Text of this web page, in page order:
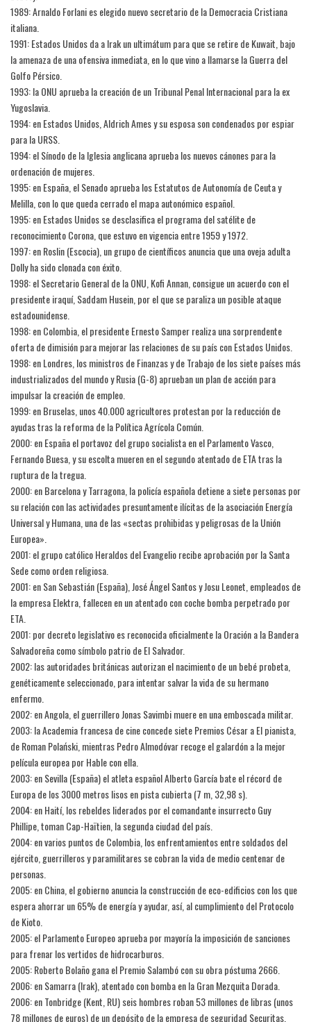
1989: Arnaldo Forlani es elegido nuevo secretario de la Democracia Cristiana
italiana.
1991: Estados Unidos da a Irak un ultimátum para que se retire de Kuwait, bajo
la amenaza de una ofensiva inmediata, en lo que vino a llamarse la Guerra del
Golfo Pérsico.
1993: la ONU aprueba la creación de un Tribunal Penal Internacional para la ex
Yugoslavia.
1994: en Estados Unidos, Aldrich Ames y su esposa son condenados por espiar
para la URSS.
1994: el Sínodo de la Iglesia anglicana aprueba los nuevos cánones para la
ordenación de mujeres.
1995: en España, el Senado aprueba los Estatutos de Autonomía de Ceuta y
Melilla, con lo que queda cerrado el mapa autonómico español.
1995: en Estados Unidos se desclasifica el programa del satélite de
reconocimiento Corona, que estuvo en vigencia entre 1959 y 1972.
1997: en Roslin (Escocia), un grupo de científicos anuncia que una oveja adulta
Dolly ha sido clonada con éxito.
1998: el Secretario General de la ONU, Kofi Annan, consigue un acuerdo con el
presidente iraquí, Saddam Husein, por el que se paraliza un posible ataque
estadounidense.
1998: en Colombia, el presidente Ernesto Samper realiza una sorprendente
oferta de dimisión para mejorar las relaciones de su país con Estados Unidos.
1998: en Londres, los ministros de Finanzas y de Trabajo de los siete países más
industrializados del mundo y Rusia (G-8) aprueban un plan de acción para
impulsar la creación de empleo.
1999: en Bruselas, unos 40.000 agricultores protestan por la reducción de
ayudas tras la reforma de la Política Agrícola Común.
2000: en España el portavoz del grupo socialista en el Parlamento Vasco,
Fernando Buesa, y su escolta mueren en el segundo atentado de ETA tras la
ruptura de la tregua.
2000: en Barcelona y Tarragona, la policía española detiene a siete personas por
su relación con las actividades presuntamente ilícitas de la asociación Energía
Universal y Humana, una de las «sectas prohibidas y peligrosas de la Unión
Europea».
2001: el grupo católico Heraldos del Evangelio recibe aprobación por la Santa
Sede como orden religiosa.
2001: en San Sebastián (España), José Ángel Santos y Josu Leonet, empleados de
la empresa Elektra, fallecen en un atentado con coche bomba perpetrado por
ETA.
2001: por decreto legislativo es reconocida oficialmente la Oración a la Bandera
Salvadoreña como símbolo patrio de El Salvador.
2002: las autoridades británicas autorizan el nacimiento de un bebé probeta,
genéticamente seleccionado, para intentar salvar la vida de su hermano
enfermo.
2002: en Angola, el guerrillero Jonas Savimbi muere en una emboscada militar.
2003: la Academia francesa de cine concede siete Premios César a El pianista,
de Roman Polański, mientras Pedro Almodóvar recoge el galardón a la mejor
película europea por Hable con ella.
2003: en Sevilla (España) el atleta español Alberto García bate el récord de
Europa de los 3000 metros lisos en pista cubierta (7 m, 32,98 s).
2004: en Haití, los rebeldes liderados por el comandante insurrecto Guy
Phillipe, toman Cap-Haïtien, la segunda ciudad del país.
2004: en varios puntos de Colombia, los enfrentamientos entre soldados del
ejército, guerrilleros y paramilitares se cobran la vida de medio centenar de
personas.
2005: en China, el gobierno anuncia la construcción de eco-edificios con los que
espera ahorrar un 65% de energía y ayudar, así, al cumplimiento del Protocolo
de Kioto.
2005: el Parlamento Europeo aprueba por mayoría la imposición de sanciones
para frenar los vertidos de hidrocarburos.
2005: Roberto Bolaño gana el Premio Salambó con su obra póstuma 2666.
2006: en Samarra (Irak), atentado con bomba en la Gran Mezquita Dorada.
2006: en Tonbridge (Kent, RU) seis hombres roban 53 millones de libras (unos
78 millones de euros) de un depósito de la empresa de seguridad Securitas.